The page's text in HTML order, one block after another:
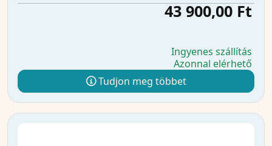
43 900,00 Ft
Ingyenes szállítás
Azonnal elérhető
Tudjon meg többet